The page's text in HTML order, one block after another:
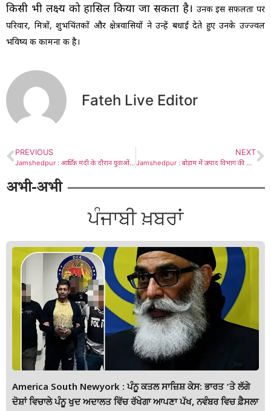
किसी भी लक्ष्य को हासिल किया जा सकता है। उनकी इस सफलता पर
परिवार, मित्रों, शुभचिंतकों और क्षेत्रवासियों ने उन्हें बधाई देते हुए उनके उज्ज्वल
भविष्य की कामना की है।
Fateh Live Editor
PREVIOUS
Jamshedpur : आर्थिक मंदी के दौरान युवाओं को राहत देने के लिए हफ़्तावारी तनख्वाह सिस्टम लागू किया जाए : सतनाम सिंह गंभीर
NEXT
Jamshedpur : बोड़ाम में उत्पाद विभाग की कार्रवाई, अवैध शराब बेचने में एक को भेजा जेल
अभी-अभी
ਪੰਜਾਬੀ ਖ਼ਬਰਾਂ
America South Newyork : ਪੰਨੂ ਕਤਲ ਸਾਜ਼ਿਸ਼ ਕੇਸ: ਭਾਰਤ ‘ਤੇ ਲੱਗੇ
ਦੋਸ਼ਾਂ ਵਿਚਾਲੇ ਪੰਨੂ ਖੁਦ ਅਦਾਲਤ ਵਿੱਚ ਰੱਖੇਗਾ ਆਪਣਾ ਪੱਖ, ਨਵੰਬਰ ਵਿਚ ਫ਼ੈਸਲਾ